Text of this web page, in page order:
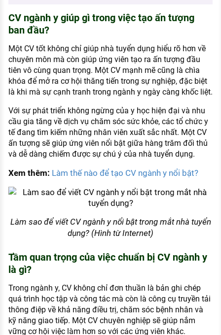
Xu hướng việc làm
XÂY DỰNG VÀ PHÁT TRIỂN ĐỘI NGŨ
NHÂN SỰ
TUYỂN DỤNG VIỆC LÀM
CV ngành y giúp gì trong việc tạo ấn tượng
ban đầu?
Một CV tốt không chỉ giúp nhà tuyển dụng hiểu rõ hơn về
chuyên môn mà còn giúp ứng viên tạo ra ấn tượng đầu
tiên vô cùng quan trọng. Một CV mạnh mẽ cũng là chìa
khóa để mở ra cơ hội thăng tiến trong sự nghiệp, đặc biệt
là khi mà sự cạnh tranh trong ngành y ngày càng khốc liệt.
Với sự phát triển không ngừng của y học hiện đại và nhu
cầu gia tăng về dịch vụ chăm sóc sức khỏe, các tổ chức y
tế đang tìm kiếm những nhân viên xuất sắc nhất. Một CV
ấn tượng sẽ giúp ứng viên nổi bật giữa hàng trăm đối thủ
và dễ dàng chiếm được sự chú ý của nhà tuyển dụng.
Xem thêm: Làm thế nào để tạo CV ngành y nổi bật?
Làm sao để viết CV ngành y nổi bật trong mắt nhà tuyển
dụng? (Hình từ Internet)
Tầm quan trọng của việc chuẩn bị CV ngành y
là gì?
Trong ngành y, CV không chỉ đơn thuần là bản ghi chép
quá trình học tập và công tác mà còn là công cụ truyền tải
thông điệp về khả năng điều trị, chăm sóc bệnh nhân và
kỹ năng giao tiếp. Một CV chuyên nghiệp sẽ giúp nắm
vững cơ hội việc làm hơn so với các ứng viên khác.